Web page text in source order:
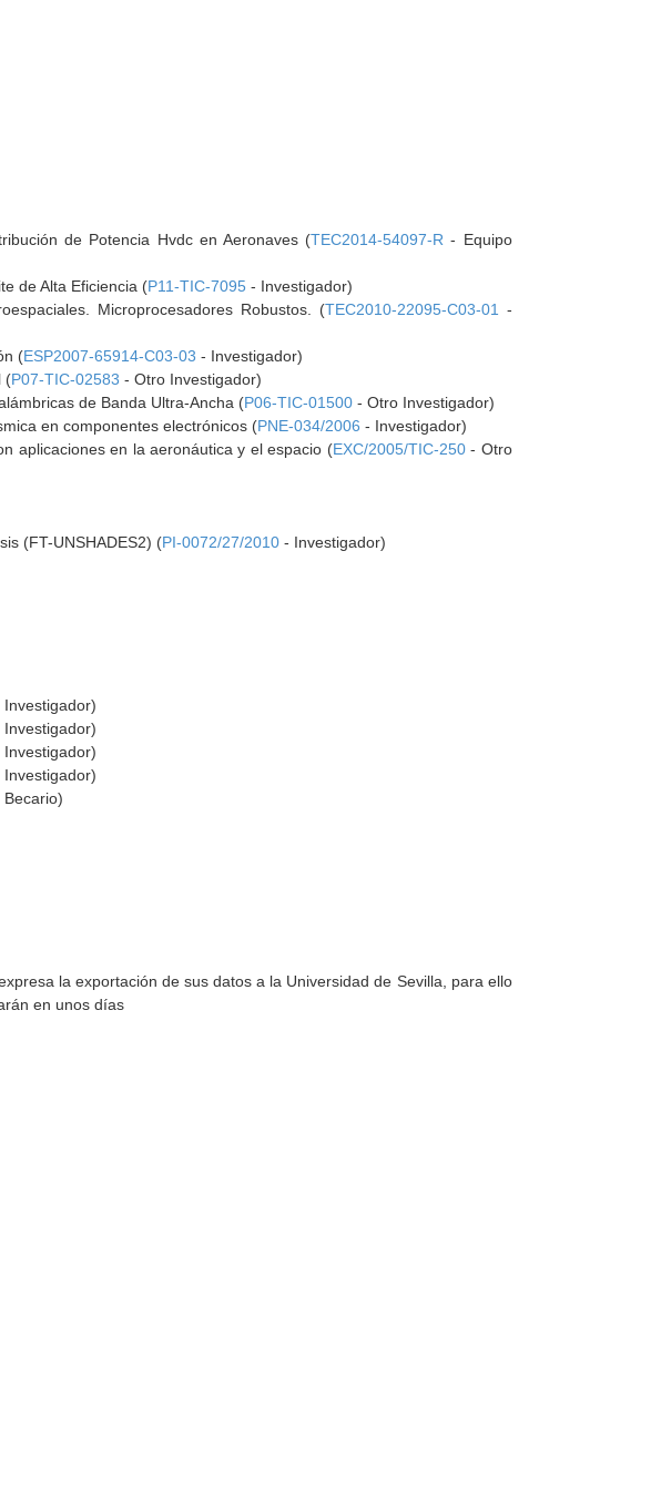
de Potencia Hvdc en Aeronaves (TEC2014-54097-R - Equipo
de Alta Eficiencia (P11-TIC-7095 - Investigador)
Microprocesadores Robustos. (TEC2010-22095-C03-01
-
(ESP2007-65914-C03-03 - Investigador)
(P07-TIC-02583 - Otro Investigador)
de Banda Ultra-Ancha (P06-TIC-01500 - Otro Investigador)
en componentes electrónicos (PNE-034/2006 - Investigador)
aplicaciones en la aeronáutica y el espacio (EXC/2005/TIC-250- Otro
(FT-UNSHADES2) (PI-0072/27/2010 - Investigador)
Investigador)
Investigador)
Investigador)
Investigador)
Becario)
la exportación de sus datos a la Universidad de Sevilla, para ello
en unos días